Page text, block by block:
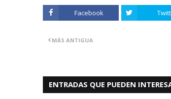
Facebook
MÁS ANTIGUA
ENTRADAS QUE PUEDEN